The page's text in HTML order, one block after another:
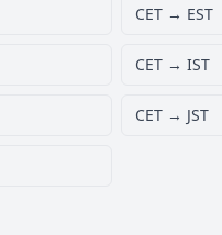
CET → EST
CET → IST
CET → JST